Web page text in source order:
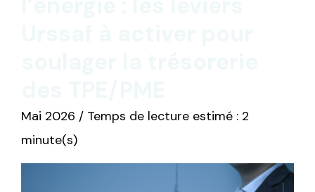
Mai 2026 / Temps de lecture estimé : 2
minute(s)